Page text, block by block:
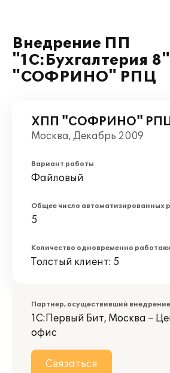
Внедрение ПП
"1С:Бухгалтерия
"СОФРИНО" РПЦ
ХПП "СОФРИНО"
Москва, Декабрь 2009
Вариант работы
Файловый
Общее число автоматизированных
5
Количество одновременно
Толстый клиент: 5
Партнер, осуществивший
1С:Первый Бит, Москва –
офис
Связаться